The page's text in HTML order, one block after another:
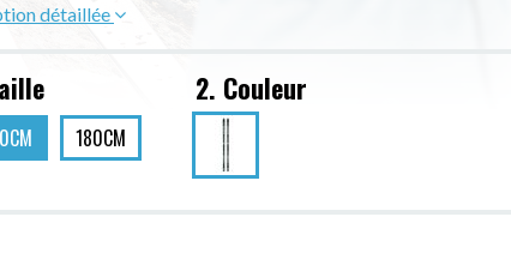
détaillée
180CM
2. Couleur